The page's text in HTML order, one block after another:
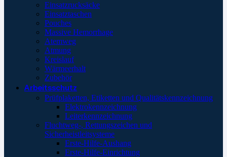
Einsatzrucksäcke
Einsatztaschen
Pouches
Massive Hemorrhage
Atemweg
Atmung
Kreislauf
Wärmeerhalt
Zubehör
Arbeitsschutz
Prüfplaketten, Etiketten und Qualitätskennzeichnung
Elektrokennzeichnung
Leiterkennzeichnung
Fluchtweg-, Rettungszeichen und
Sicherheistleitsysteme
Erste-Hilfe-Aushang
Erste-Hilfe-Einrichtung